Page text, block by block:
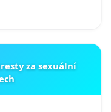
za sexuální